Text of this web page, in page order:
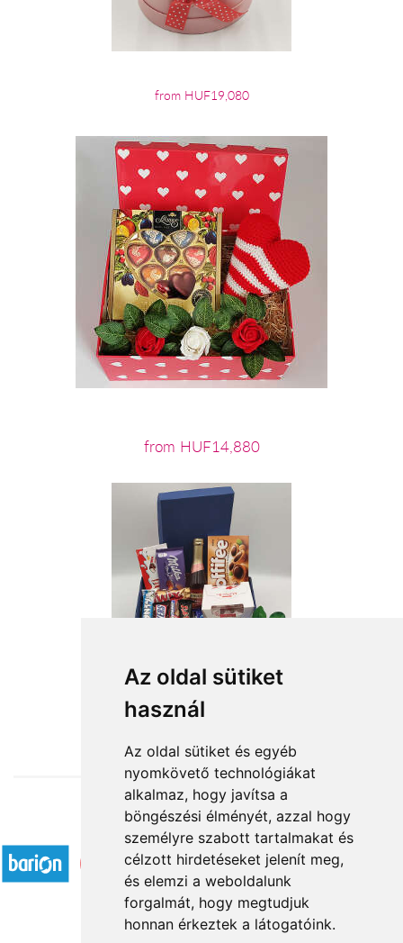
Az oldal sütiket
használ
Az oldal sütiket és egyéb
nyomkövető technológiákat
alkalmaz, hogy javítsa a
böngészési élményét, azzal hogy
személyre szabott tartalmakat és
célzott hirdetéseket jelenít meg,
és elemzi a weboldalunk
forgalmát, hogy megtudjuk
honnan érkeztek a látogatóink.
from HUF19,080
from HUF14,880
from HUF19,800
Accepted payment methods